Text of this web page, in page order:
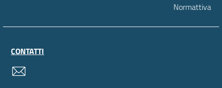
Normattiva
CONTATTI